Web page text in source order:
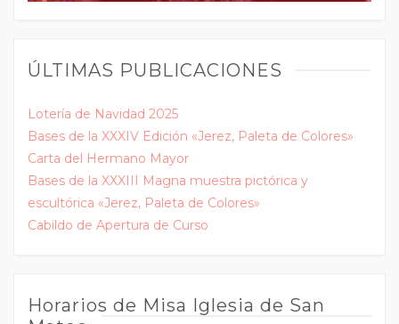
ÚLTIMAS PUBLICACIONES
Lotería de Navidad 2025
Bases de la XXXIV Edición «Jerez, Paleta de Colores»
Carta del Hermano Mayor
Bases de la XXXIII Magna muestra pictórica y
escultórica «Jerez, Paleta de Colores»
Cabildo de Apertura de Curso
Horarios de Misa Iglesia de San